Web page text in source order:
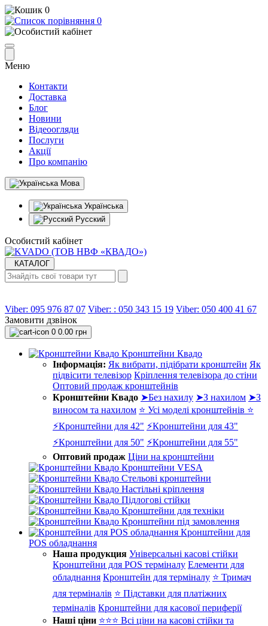
0
0
Меню
Контакти
Доставка
Блог
Новини
Відеоогляди
Послуги
Акції
Про компанію
Мова
Українська
Русский
Особистий кабінет
КАТАЛОГ
Viber: 095 976 87 07 Viber: : 050 343 15 19‬ Viber: 050 400 41 67
Замовити дзвінок
0 0.00 грн
Кронштейни Квадо
Інформація: Як вибрати, підібрати кронштейн Як
підвісити телевізор Кріплення телевізора до стіни
Оптовий продаж кронштейнів
Кронштейни Квадо ➤Без нахилу ➤З нахилом ➤З
виносом та нахилом ⭐ Усі моделі кронштейнів ⭐
⚡Кронштейни для 42" ⚡Кронштейни для 43"
⚡Кронштейни для 50" ⚡Кронштейни для 55"
Оптовий продаж Ціни на кронштейни
Кронштейни VESA
Стельові кронштейни
Настільні кріплення
Підлогові стійки
Кронштейни для техніки
Кронштейни під замовлення
Кронштейни для
POS обладнання
Наша продукция Універсальні касові стійки
Кронштейни для POS терміналу Елементи для
обладнання Кронштейн для терміналу ⭐ Тримач
для терміналів ⭐ Підставки для платіжних
терміналів Кронштейни для касової периферії
Наші ціни ⭐⭐⭐ Всі ціни на касові стійки та